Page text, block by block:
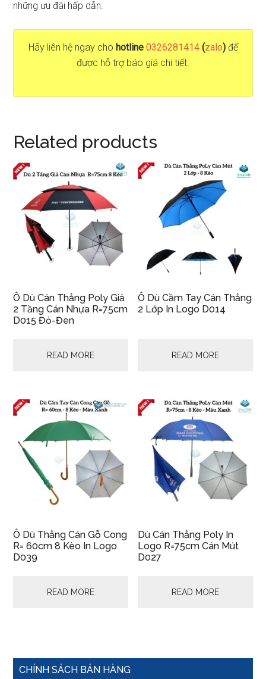
những ưu đãi hấp dẫn.
Hãy liên hệ ngay cho hotline 0326281414(zalo)để
được hỗ trợ báo giá chi tiết.
Related products
Ô Dù Cán Thẳng Poly Giả
2 Tầng Cán Nhựa R=75cm
D015 Đỏ-Đen
READ MORE
Ô Dù Cầm Tay Cán Thẳng
2 Lớp In Logo D014
READ MORE
Ô Dù Thẳng Cán Gỗ Cong
R= 60cm 8 Kèo In Logo
D039
READ MORE
Dù Cán Thẳng Poly In
Logo R=75cm Cán Mút
D027
READ MORE
Primary
CHÍNH SÁCH BÁN HÀNG